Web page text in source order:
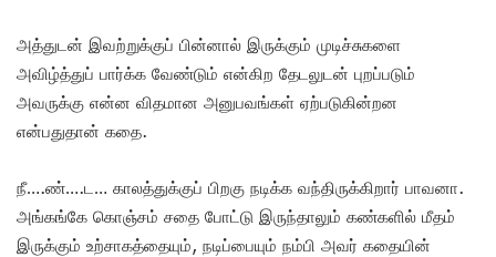
அத்துடன் இவற்றுக்குப் பின்னால் இருக்கும் முடிச்சுகளை
அவிழ்த்துப் பார்க்க வேண்டும் என்கிற தேடலுடன் புறப்படும்
அவருக்கு என்ன விதமான அனுபவங்கள் ஏற்படுகின்றன
என்பதுதான் கதை.
நீ….ண்….ட… காலத்துக்குப் பிறகு நடிக்க வந்திருக்கிறார் பாவனா.
அங்கங்கே கொஞ்சம் சதை போட்டு இருந்தாலும் கண்களில் மீதம்
இருக்கும் உற்சாகத்தையும், நடிப்பையும் நம்பி அவர் கதையின்